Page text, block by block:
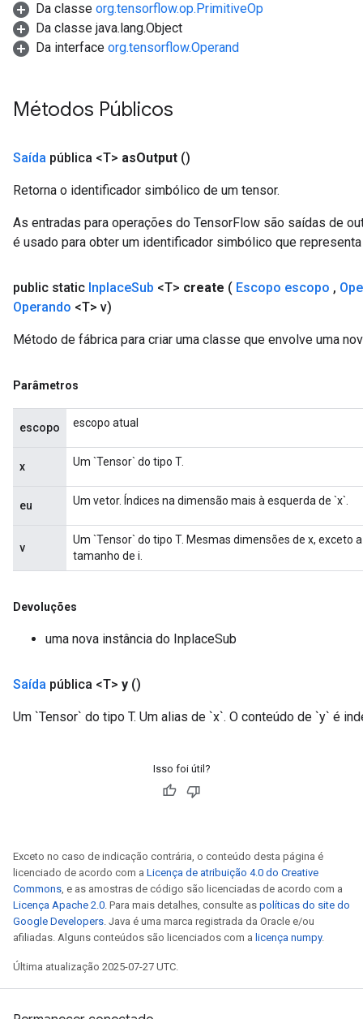
Da classe org.tensorflow.op.PrimitiveOp
Da classe java.lang.Object
Da interface org.tensorflow.Operand
Métodos Públicos
Saída pública <T> asOutput ()
Retorna o identificador simbólico de um tensor.
As entradas para operações do TensorFlow são saídas de
é usado para obter um identificador simbólico que
public static InplaceSub <T> create ( Escopo escopo ,
Operando <T> v)
Método de fábrica para criar uma classe que envolve uma
Parâmetros
escopo escopo atual
x Um `Tensor` do tipo T.
eu Um vetor. Índices na dimensão mais à esquerda de `x`.
v
Um `Tensor` do tipo T. Mesmas dimensões de x, exceto
tamanho de i.
Devoluções
uma nova instância do InplaceSub
Saída pública <T> y ()
Um `Tensor` do tipo T. Um alias de `x`. O conteúdo de `y` é
Isso foi útil?
Exceto no caso de indicação contrária, o conteúdo desta página é
licenciado de acordo com a Licença de atribuição 4.0 do Creative
Commons, e as amostras de código são licenciadas de acordo com a
Licença Apache 2.0. Para mais detalhes, consulte as políticas do site do
Google Developers. Java é uma marca registrada da Oracle e/ou
afiliadas. Alguns conteúdos são licenciados com a licença numpy.
Última atualização 2025-07-27 UTC.